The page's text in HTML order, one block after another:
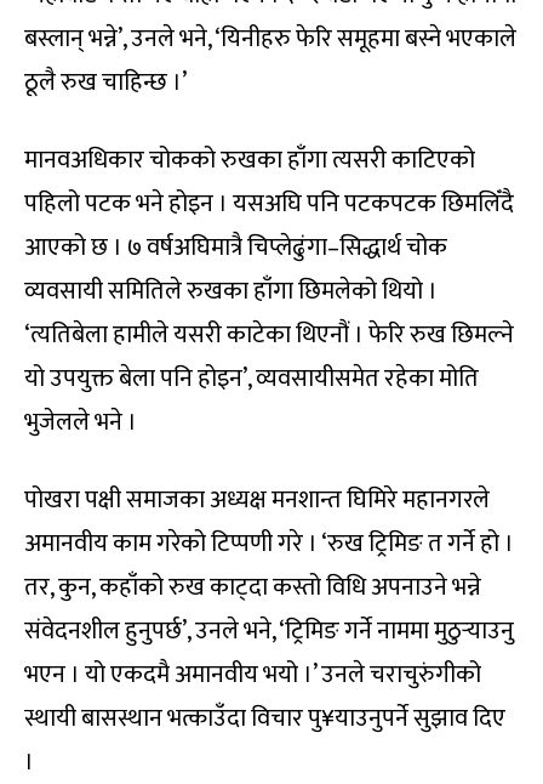
बस्लान् भन्ने’, उनले भने, ‘यिनीहरु फेरि समूहमा बस्ने भएकाले
ठूलै रुख चाहिन्छ ।’
मानवअधिकार चोकको रुखका हाँगा त्यसरी काटिएको
पहिलो पटक भने होइन । यसअघि पनि पटकपटक छिमलिँदै
आएको छ । ७ वर्षअघिमात्रै चिप्लेढुंगा–सिद्धार्थ चोक
व्यवसायी समितिले रुखका हाँगा छिमलेको थियो ।
‘त्यतिबेला हामीले यसरी काटेका थिएनौं । फेरि रुख छिमल्ने
यो उपयुक्त बेला पनि होइन’, व्यवसायीसमेत रहेका मोति
भुजेलले भने ।
पोखरा पक्षी समाजका अध्यक्ष मनशान्त घिमिरे महानगरले
अमानवीय काम गरेको टिप्पणी गरे । ‘रुख ट्रिमिङ त गर्ने हो ।
तर, कुन, कहाँको रुख काट्दा कस्तो विधि अपनाउने भन्ने
संवेदनशील हुनुपर्छ’, उनले भने, ‘ट्रिमिङ गर्ने नाममा मुठुर्‍याउनु
भएन । यो एकदमै अमानवीय भयो ।’ उनले चराचुरुंगीको
स्थायी बासस्थान भत्काउँदा विचार पु¥याउनुपर्ने सुझाव दिए
।